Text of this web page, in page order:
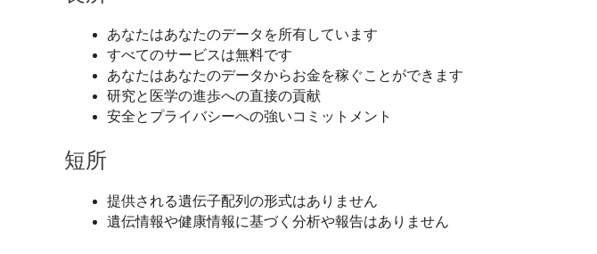
あなたはあなたのデータを所有しています
すべてのサービスは無料です
あなたはあなたのデータからお金を稼ぐことができます
研究と医学の進歩への直接の貢献
安全とプライバシーへの強いコミットメント
短所
提供される遺伝子配列の形式はありません
遺伝情報や健康情報に基づく分析や報告はありません